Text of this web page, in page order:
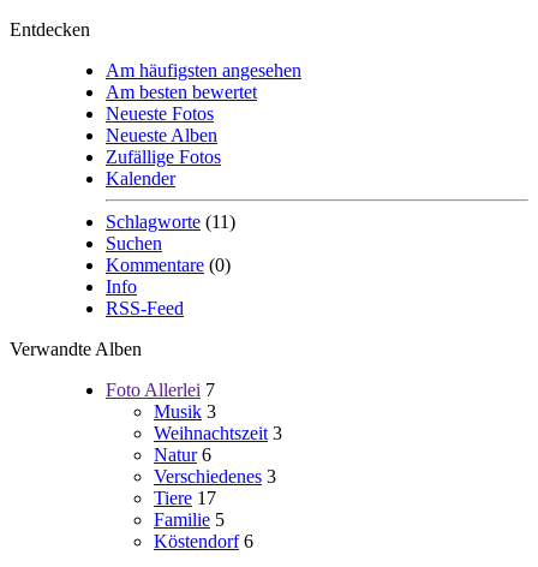
Entdecken
Am häufigsten angesehen
Am besten bewertet
Neueste Fotos
Neueste Alben
Zufällige Fotos
Kalender
Schlagworte (11)
Suchen
Kommentare (0)
Info
RSS-Feed
Verwandte Alben
Foto Allerlei 7
Musik 3
Weihnachtszeit 3
Natur 6
Verschiedenes 3
Tiere 17
Familie 5
Köstendorf 6